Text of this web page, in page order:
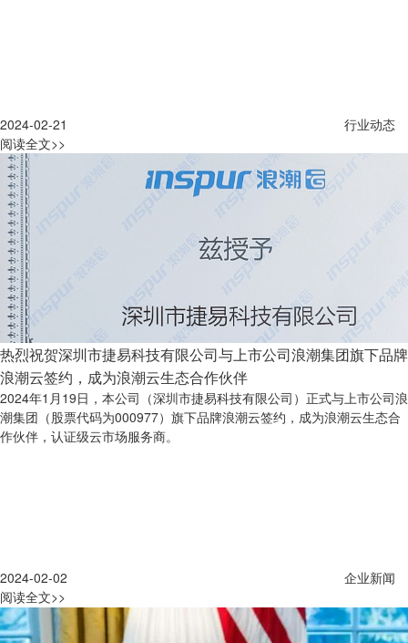
2024-02-21
行业动态
阅读全文>>
热烈祝贺深圳市捷易科技有限公司与上市公司浪潮集团旗下品牌
浪潮云签约，成为浪潮云生态合作伙伴
2024年1月19日，本公司（深圳市捷易科技有限公司）正式与上市公司浪
潮集团（股票代码为000977）旗下品牌浪潮云签约，成为浪潮云生态合
作伙伴，认证级云市场服务商。
2024-02-02
企业新闻
阅读全文>>